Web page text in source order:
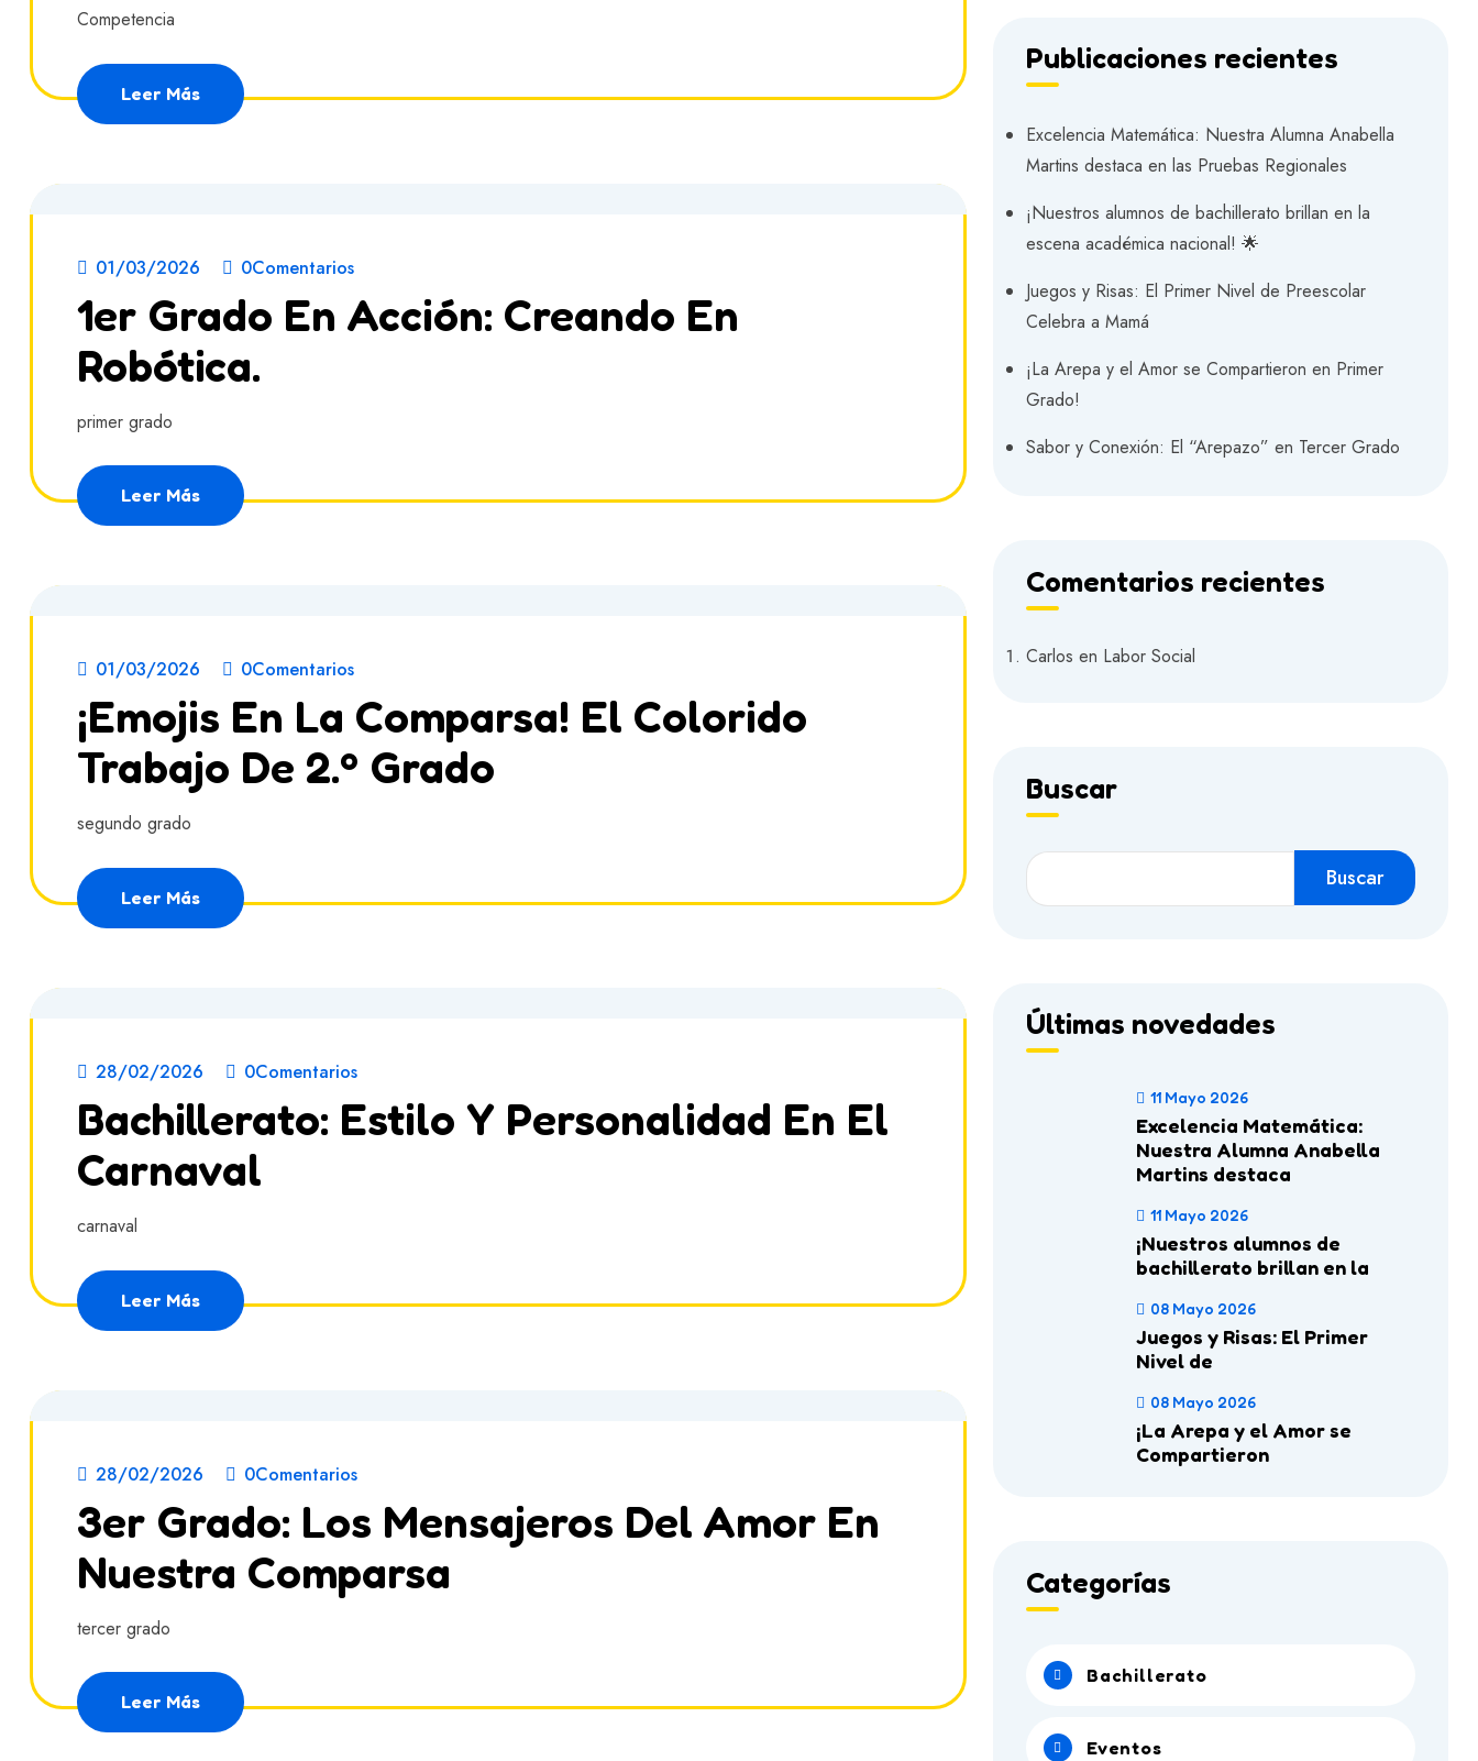
Competencia
Leer Más
01/03/2026 0Comentarios
1er Grado En Acción: Creando En
Robótica.
primer grado
Leer Más
01/03/2026 0Comentarios
¡Emojis En La Comparsa! El Colorido
Trabajo De 2.º Grado
segundo grado
Leer Más
28/02/2026 0Comentarios
Bachillerato: Estilo Y Personalidad En El
Carnaval
carnaval
Leer Más
28/02/2026 0Comentarios
3er Grado: Los Mensajeros Del Amor En
Nuestra Comparsa
tercer grado
Leer Más
Publicaciones recientes
Excelencia Matemática: Nuestra Alumna Anabella
Martins destaca en las Pruebas Regionales
¡Nuestros alumnos de bachillerato brillan en la
escena académica nacional! 🌟
Juegos y Risas: El Primer Nivel de Preescolar
Celebra a Mamá
¡La Arepa y el Amor se Compartieron en Primer
Grado!
Sabor y Conexión: El “Arepazo” en Tercer Grado
Comentarios recientes
Carlos en Labor Social
Buscar
Buscar
Últimas novedades
11 Mayo 2026
Excelencia Matemática:
Nuestra Alumna Anabella
Martins destaca
11 Mayo 2026
¡Nuestros alumnos de
bachillerato brillan en la
08 Mayo 2026
Juegos y Risas: El Primer
Nivel de
08 Mayo 2026
¡La Arepa y el Amor se
Compartieron
Categorías
Bachillerato
Eventos